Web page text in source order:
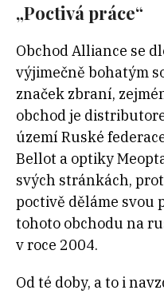
„Poctivá práce“
Obchod Alliance se
výjimečně bohatým
značek zbraní,
obchod je
území Ruské
Bellot a optiky
svých stránkách,
poctivě děláme svou
tohoto obchodu na
v roce 2004.
Od té doby, a to i